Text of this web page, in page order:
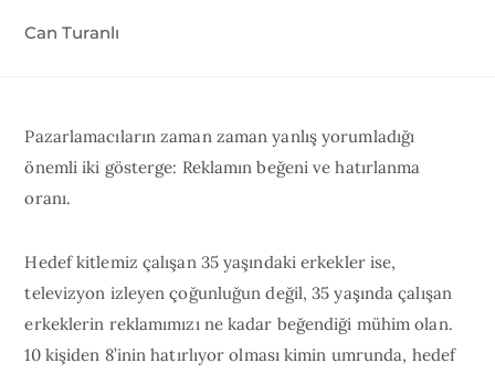
Can Turanlı
Pazarlamacıların zaman zaman yanlış yorumladığı
önemli iki gösterge: Reklamın beğeni ve hatırlanma
oranı.
Hedef kitlemiz çalışan 35 yaşındaki erkekler ise,
televizyon izleyen çoğunluğun değil, 35 yaşında çalışan
erkeklerin reklamımızı ne kadar beğendiği mühim olan.
10 kişiden 8’inin hatırlıyor olması kimin umrunda, hedef